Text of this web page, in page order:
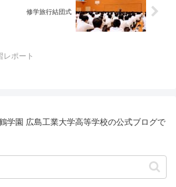
修学旅行結団式
レポート
学園 広島工業大学高等学校の公式ブログで